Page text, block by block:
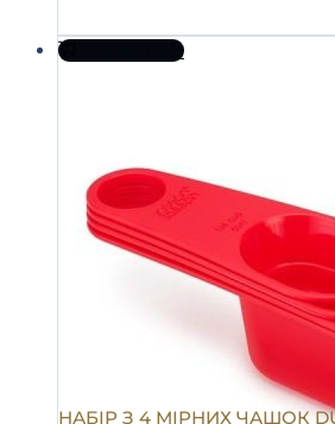
До кошика
НАБІР З 4 МІРНИХ ЧАШОК